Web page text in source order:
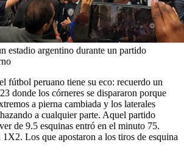
estadio argentino durante un partido
fútbol peruano tiene su eco: recuerdo un
donde los córneres se dispararon porque
a pierna cambiada y los laterales
a cualquier parte. Aquel partido
de 9.5 esquinas entró en el minuto 75.
Los que apostaron a los tiros de esquina